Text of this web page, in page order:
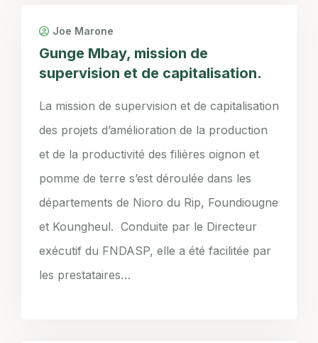
Joe Marone
Gunge Mbay, mission de
supervision et de capitalisation.
La mission de supervision et de capitalisation
des projets d’amélioration de la production
et de la productivité des filières oignon et
pomme de terre s’est déroulée dans les
départements de Nioro du Rip, Foundiougne
et Koungheul. Conduite par le Directeur
exécutif du FNDASP, elle a été facilitée par
les prestataires…